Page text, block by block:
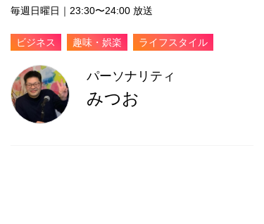
毎週日曜日｜23:30〜24:00 放送
ビジネス 趣味・娯楽 ライフスタイル
パーソナリティ
みつお